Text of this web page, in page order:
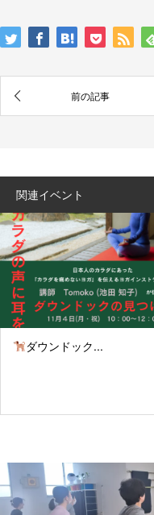
関連イベント
ダウンドック...